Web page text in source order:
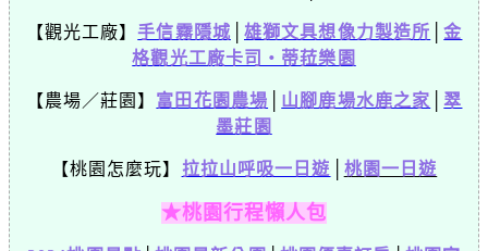
【觀光工廠】手信霧隱城 雄獅文具想像力製造所 │金
格觀光工廠卡司・蒂菈樂園
【農場／莊園】 富田花園農場 山腳鹿場水鹿之家 │翠
墨莊園
【桃園怎麼玩】 拉拉山呼吸一日遊 桃園一日遊
★桃園行程懶人包